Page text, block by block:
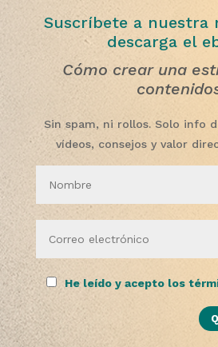
Suscríbete a nuestra
descarga el
Cómo crear una
Sin spam, ni rollos. Solo info
vídeos, consejos y valor
He leído y acepto los